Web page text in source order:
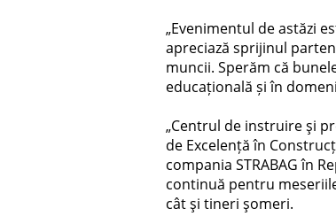
„Evenimentul de astăzi
apreciază sprijinul
muncii. Sperăm că
educațională și în
„Centrul de instruire şi
de Excelență în
compania STRABAG în
continuă pentru
cât şi tineri şomeri.